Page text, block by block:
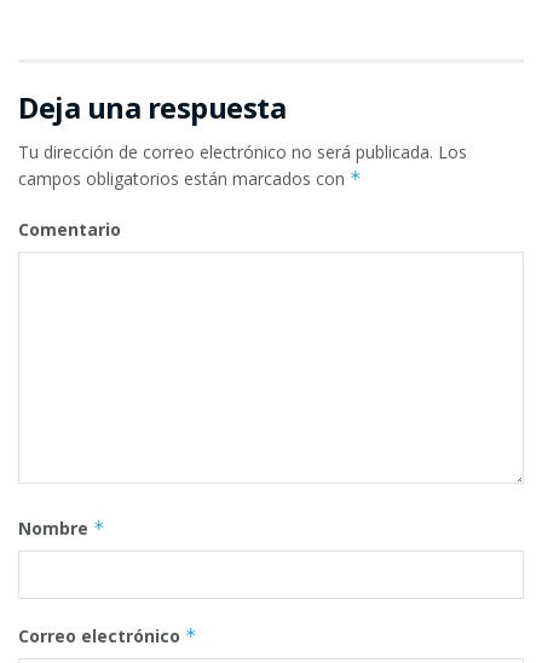
Deja una respuesta
Tu dirección de correo electrónico no será publicada. Los
campos obligatorios están marcados con *
Comentario
Nombre *
Correo electrónico *